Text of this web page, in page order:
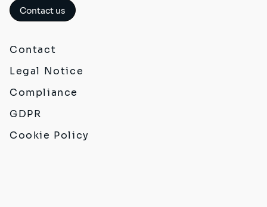
Contact us
Contact
Legal Notice
Compliance
GDPR
Cookie Policy